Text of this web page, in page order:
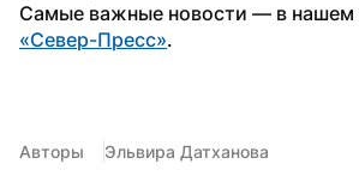
«Север-Пресс».
Авторы Эльвира Датханова